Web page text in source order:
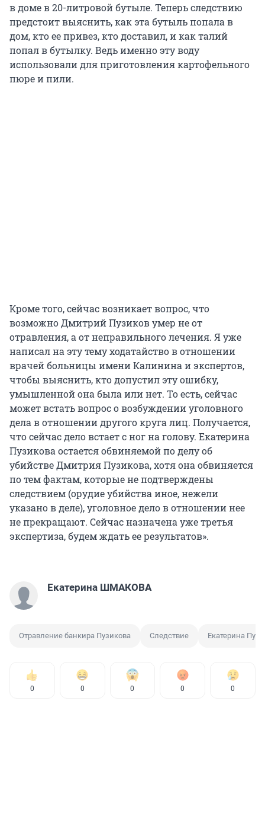
в доме в 20-литровой бутыле. Теперь следствию
предстоит выяснить, как эта бутыль попала в
дом, кто ее привез, кто доставил, и как талий
попал в бутылку. Ведь именно эту воду
использовали для приготовления картофельного
пюре и пили.
Кроме того, сейчас возникает вопрос, что
возможно Дмитрий Пузиков умер не от
отравления, а от неправильного лечения. Я уже
написал на эту тему ходатайство в отношении
врачей больницы имени Калинина и экспертов,
чтобы выяснить, кто допустил эту ошибку,
умышленной она была или нет. То есть, сейчас
может встать вопрос о возбуждении уголовного
дела в отношении другого круга лиц. Получается,
что сейчас дело встает с ног на голову. Екатерина
Пузикова остается обвиняемой по делу об
убийстве Дмитрия Пузикова, хотя она обвиняется
по тем фактам, которые не подтверждены
следствием (орудие убийства иное, нежели
указано в деле), уголовное дело в отношении нее
не прекращают. Сейчас назначена уже третья
экспертиза, будем ждать ее результатов».
Екатерина ШМАКОВА
Отравление банкира Пузикова Следствие Екатерина
0 0 0 0 0